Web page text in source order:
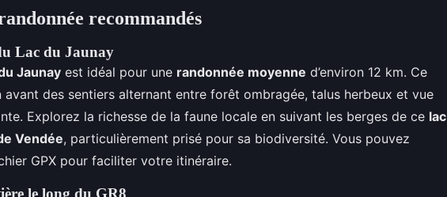
recommandés
Lac du Jaunay
Jaunay est idéal pour une randonnée moyenne d’environ 12 km. Ce
avant des sentiers alternant entre forêt ombragée, talus herbeux et vue
Explorez la richesse de la faune locale en suivant les berges de ce lac
Vendée, particulièrement prisé pour sa biodiversité. Vous pouvez
GPX pour faciliter votre itinéraire.
le long du GR8